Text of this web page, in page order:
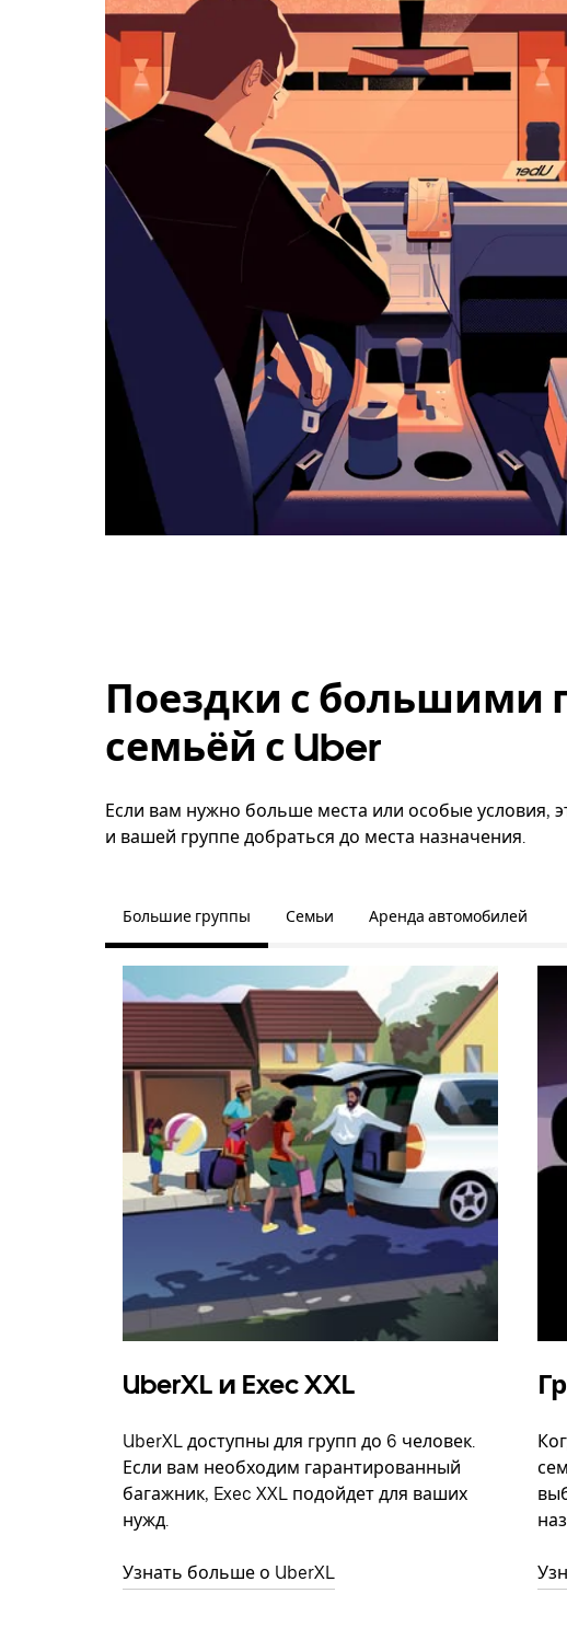
календарь,
нажмите
Esc.
Поездки с большими
семьёй с Uber
Если вам нужно больше места или особые условия,
и вашей группе добраться до места назначения.
Большие группы Семьи Аренда автомобилей
UberXL и Exec XXL
UberXL доступны для групп до 6 человек.
Если вам необходим гарантированный
багажник, Exec XXL подойдет для ваших
нужд.
Узнать больше о UberXL